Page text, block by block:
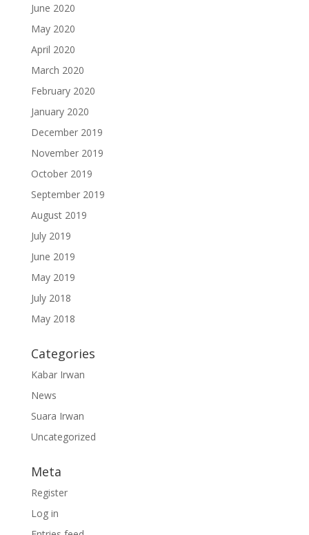
June 2020
May 2020
April 2020
March 2020
February 2020
January 2020
December 2019
November 2019
October 2019
September 2019
August 2019
July 2019
June 2019
May 2019
July 2018
May 2018
Categories
Kabar Irwan
News
Suara Irwan
Uncategorized
Meta
Register
Log in